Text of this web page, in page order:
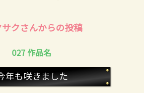
027 作品名
年も咲きました
クさんからの投稿